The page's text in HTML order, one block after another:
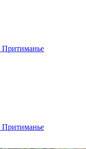
Притиманье
Притиманье